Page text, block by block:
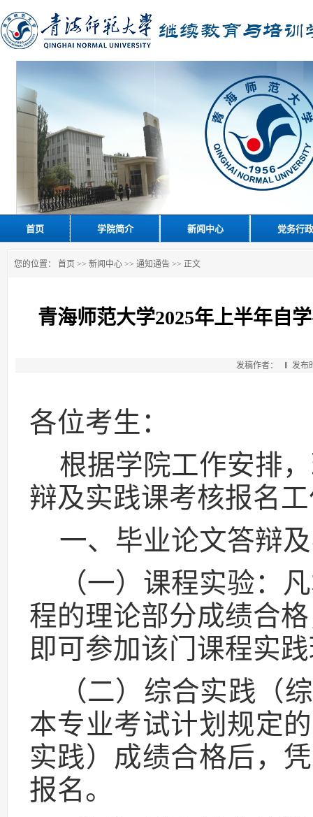
首页 学院简介 新闻中心 党务行政
您的位置： 首页 >> 新闻中心 >> 通知通告 >> 正文
青海师范大学2025年上半年自
发稿作者： ‖ 发布
各位考生：
根据学院工作安排
辩及实践课考核报名
一、毕业论文答辩
（一）课程实验：
程的理论部分成绩合
即可参加该门课程实
（二）综合实践（
本专业考试计划规定
实践）成绩合格后，
报名。